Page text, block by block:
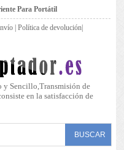
Para Portátil
|Política de devolución
y Sencillo,Transmisión de
en la satisfacción de